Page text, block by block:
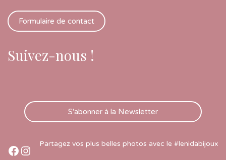
Formulaire de contact
Suivez-nous !
S'abonner à la Newsletter
Partagez vos plus belles photos avec le #lenidabijoux